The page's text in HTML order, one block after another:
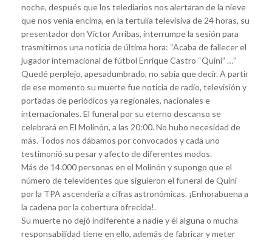
noche, después que los telediarios nos alertaran de la nieve
que nos venía encima, en la tertulia televisiva de 24 horas, su
presentador don Víctor Arribas, interrumpe la sesión para
trasmitirnos una noticia de última hora: “Acaba de fallecer el
jugador internacional de fútbol Enrique Castro “Quini” …”
Quedé perplejo, apesadumbrado, no sabía que decir. A partir
de ese momento su muerte fue noticia de radio, televisión y
portadas de periódicos ya regionales, nacionales e
internacionales. El funeral por su eterno descanso se
celebrará en El Molinón, a las 20:00. No hubo necesidad de
más. Todos nos dábamos por convocados y cada uno
testimonió su pesar y afecto de diferentes modos.
Más de 14.000 personas en el Molinón y supongo que el
número de televidentes que siguieron el funeral de Quini
por la TPA ascendería a cifras astronómicas. ¡Enhorabuena a
la cadena por la cobertura ofrecida!.
Su muerte no dejó indiferente a nadie y él alguna o mucha
responsabilidad tiene en ello, además de fabricar y meter